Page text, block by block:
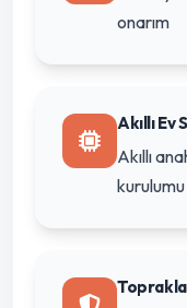
onarım
Akıllı
Akıllı
kurulumu